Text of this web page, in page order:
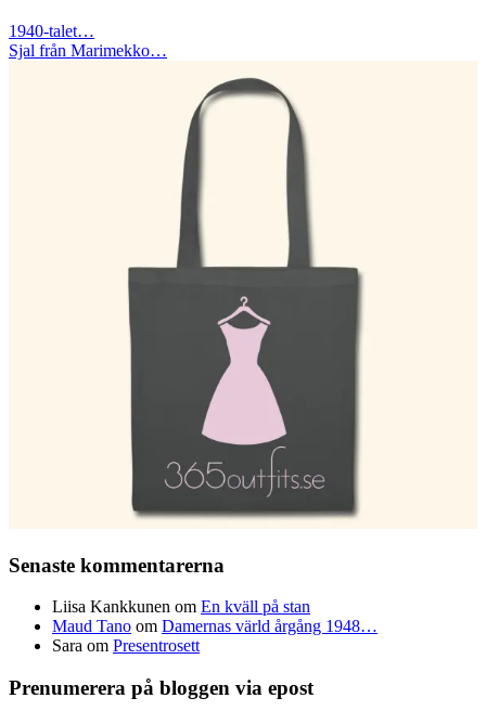
1940-talet…
Sjal från Marimekko…
Senaste kommentarerna
Liisa Kankkunen om En kväll på stan
Maud Tano om Damernas värld årgång 1948…
Sara om Presentrosett
Prenumerera på bloggen via epost